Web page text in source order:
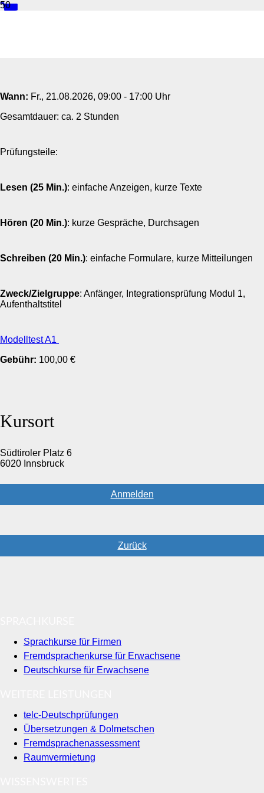
Wann: Fr., 21.08.2026, 09:00 - 17:00 Uhr
Gesamtdauer: ca. 2 Stunden
Prüfungsteile:
Lesen (25 Min.): einfache Anzeigen, kurze Texte
Hören (20 Min.): kurze Gespräche, Durchsagen
Schreiben (20 Min.): einfache Formulare, kurze Mitteilungen
Zweck/Zielgruppe: Anfänger, Integrationsprüfung Modul 1,
Aufenthaltstitel
Modelltest A1
Gebühr: 100,00 €
Kursort
Südtiroler Platz 6
6020 Innsbruck
Anmelden
Zurück
Sprachkurse für Firmen
Fremdsprachenkurse für Erwachsene
Deutschkurse für Erwachsene
telc-Deutschprüfungen
Übersetzungen & Dolmetschen
Fremdsprachenassessment
Raumvermietung